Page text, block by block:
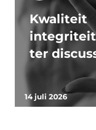
14 juli 2026
Kwaliteit
ter